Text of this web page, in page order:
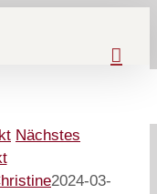
Nächstes
2024-03-